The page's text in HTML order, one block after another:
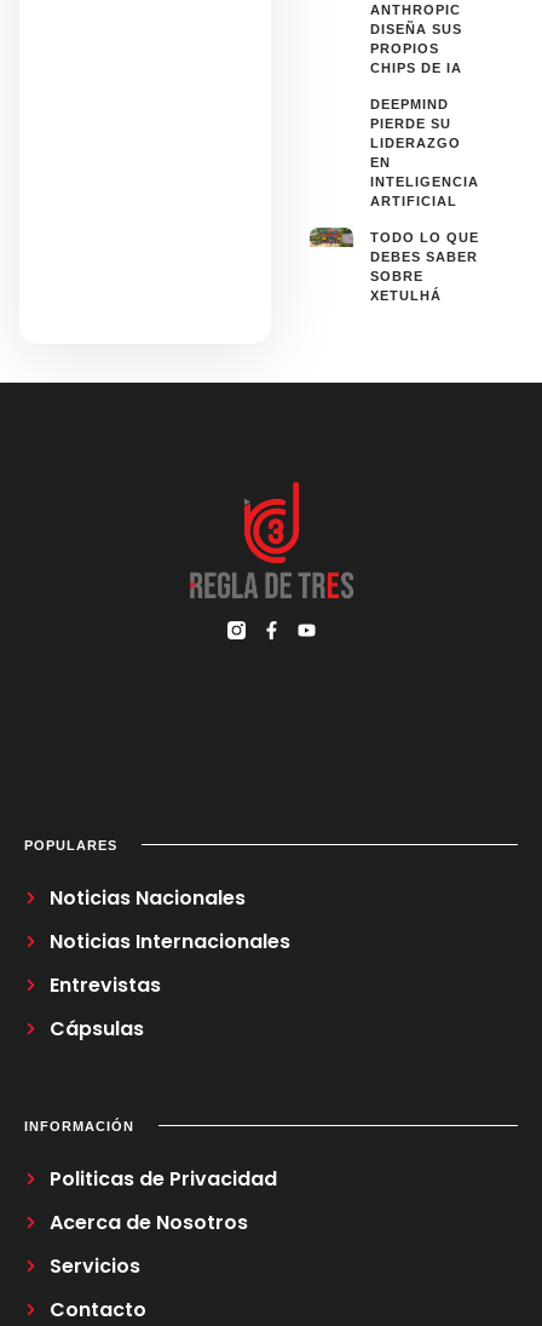
ANTHROPIC
DISEÑA SUS
PROPIOS
CHIPS DE IA
DEEPMIND
PIERDE SU
LIDERAZGO
EN
INTELIGENCIA
ARTIFICIAL
TODO LO QUE
DEBES SABER
SOBRE
XETULHÁ
POPULARES
Noticias Nacionales
Noticias Internacionales
Entrevistas
Cápsulas
INFORMACIÓN
Politicas de Privacidad
Acerca de Nosotros
Servicios
Contacto